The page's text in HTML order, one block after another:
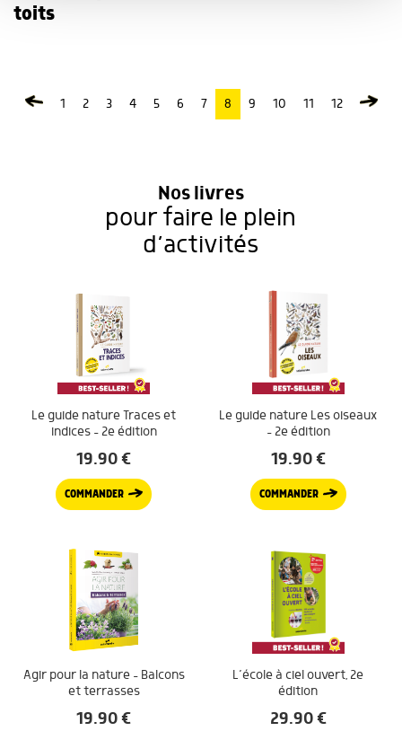
ou qu'ils ont collectées lors de votre utilisation de leurs
services.
toits
1 2 3 4 5 6 7 8 9 10 11 12
Nos livres
pour faire le plein
d’activités
Le guide nature Traces et
indices – 2e édition
19.90€
COMMANDER
Le guide nature Les oiseaux
– 2e édition
19.90€
COMMANDER
Agir pour la nature – Balcons
et terrasses
19.90€
L’école à ciel ouvert, 2e
édition
29.90€